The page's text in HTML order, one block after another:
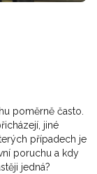
poměrně často.
jiné
případech je
poruchu a kdy
jedná?